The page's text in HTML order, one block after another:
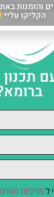
ל מדיניות
הקליקו עליי